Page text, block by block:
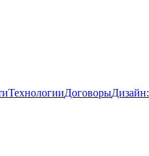
ТехнологииДоговорыДизайн: